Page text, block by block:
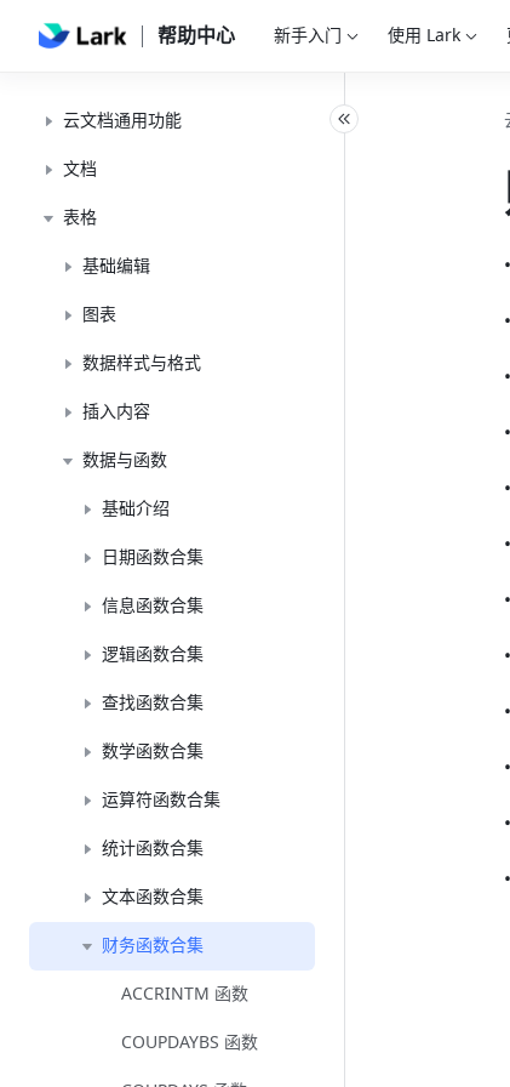
帮助中心 新手入门 使用 Lark
云文档通用功能
文档
表格
基础编辑
图表
数据样式与格式
插入内容
数据与函数
基础介绍
日期函数合集
信息函数合集
逻辑函数合集
查找函数合集
数学函数合集
运算符函数合集
统计函数合集
文本函数合集
财务函数合集
ACCRINTM 函数
COUPDAYBS 函数